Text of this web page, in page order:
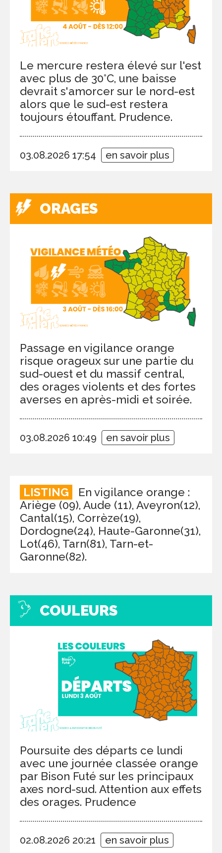
Le mercure restera élevé sur l'est
avec plus de 30°C, une baisse
devrait s'amorcer sur le nord-est
alors que le sud-est restera
toujours étouffant. Prudence.
03.08.2026 17:54 en savoir plus
ORAGES
Passage en vigilance orange
risque orageux sur une partie du
sud-ouest et du massif central,
des orages violents et des fortes
averses en après-midi et soirée.
03.08.2026 10:49 en savoir plus
LISTING
En vigilance orange :
Ariège (09), Aude (11), Aveyron(12),
Cantal(15), Corrèze(19),
Dordogne(24), Haute-Garonne(31),
Lot(46), Tarn(81), Tarn-et-
Garonne(82).
COULEURS
Poursuite des départs ce lundi
avec une journée classée orange
par Bison Futé sur les principaux
axes nord-sud. Attention aux effets
des orages. Prudence
02.08.2026 20:21 en savoir plus